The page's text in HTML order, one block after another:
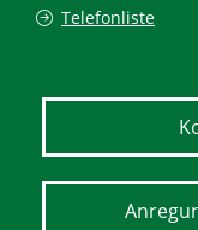
Telefonliste